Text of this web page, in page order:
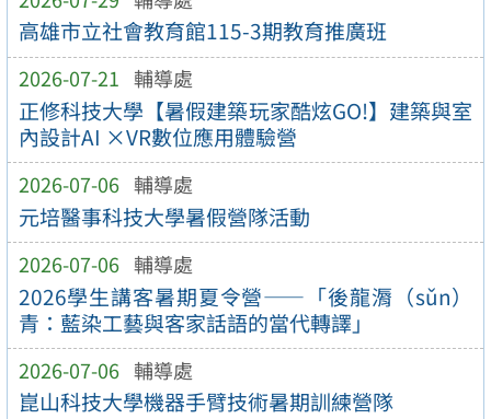
高雄市立社會教育館115-3期教育推廣班
2026-07-21 輔導處
正修科技大學【暑假建築玩家酷炫GO!】建築與室
內設計AI ×VR數位應用體驗營
2026-07-06 輔導處
元培醫事科技大學暑假營隊活動
2026-07-06 輔導處
2026學生講客暑期夏令營——「後龍漘（sǔn）
青：藍染工藝與客家話語的當代轉譯」
2026-07-06 輔導處
崑山科技大學機器手臂技術暑期訓練營隊